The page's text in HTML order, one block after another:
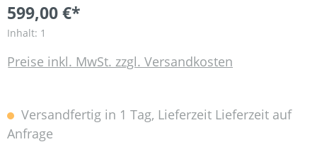
599,00 €*
Inhalt: 1
Preise inkl. MwSt. zzgl. Versandkosten
Versandfertig in 1 Tag, Lieferzeit Lieferzeit auf
Anfrage